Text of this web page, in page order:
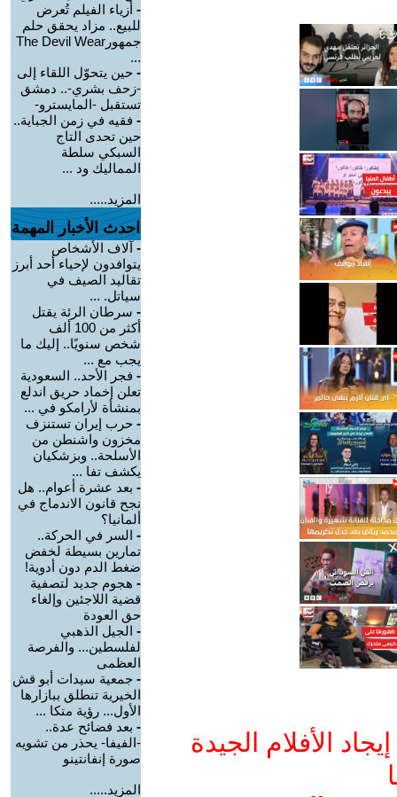
الأفلام الجيدة
- أزياء الفيلم تُعرض
للبيع.. مزاد يحقق حلم
جمهورThe Devil Wear
...
- حين يتحوّل اللقاء إلى
-زحف بشري-.. دمشق
تستقبل -المايسترو-
- فقيه في زمن الجباية..
حين تحدى التاج
السبكي سلطة
المماليك ود ...
المزيد.....
احدث الأخبار المهمة
- آلاف الأشخاص
يتوافدون لإحياء أحد أبرز
تقاليد الصيف في
سياتل. ...
- سرطان الرئة يقتل
أكثر من 100 ألف
شخص سنويًا.. إليك ما
يجب مع ...
- فجر الأحد.. السعودية
تعلن إخماد حريق اندلع
بمنشأة لأرامكو في ...
- حرب إيران تستنزف
مخزون واشنطن من
الأسلحة.. وبزشكيان
يكشف تفا ...
- بعد عشرة أعوام.. هل
نجح قانون الاندماج في
ألمانيا؟
- السر في الحركة..
تمارين بسيطة لخفض
ضغط الدم دون أدوية!
- هجوم جديد لتصفية
قضية اللاجئين وإلغاء
حق العودة
- الجيل الذهبي
لفلسطين... والفرصة
العظمى
- جمعية سيدات أبو قش
الخيرية تنطلق ببازارها
الأول... رؤية متكا ...
- بعد فضائح عدة..
-الفيفا- يحذر من تشويه
صورة إنفانتينو
المزيد.....